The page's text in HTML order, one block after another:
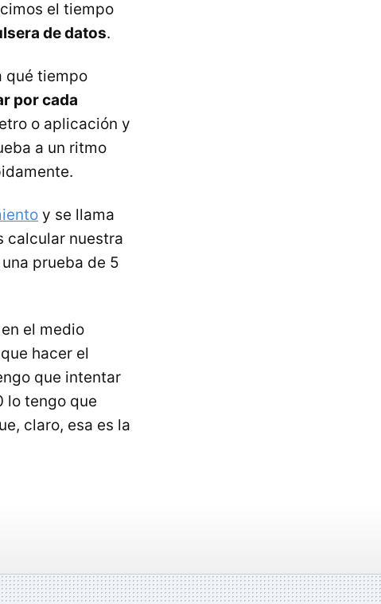
el tiempo
de datos.
qué tiempo
por cada
o aplicación y
a un ritmo
y se llama
calcular nuestra
prueba de 5
el medio
hacer el
que intentar
lo tengo que
claro, esa es la